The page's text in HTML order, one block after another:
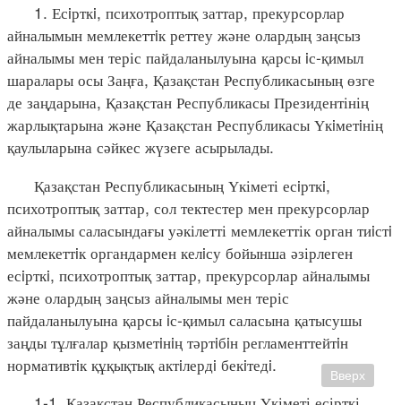
1. Есiрткi, психотроптық заттар, прекурсорлар
айналымын мемлекеттiк реттеу және олардың заңсыз
айналымы мен теріс пайдаланылуына қарсы iс-қимыл
шаралары осы Заңға, Қазақстан Республикасының өзге
де заңдарына, Қазақстан Республикасы Президентінің
жарлықтарына және Қазақстан Республикасы Үкiметiнің
қаулыларына сәйкес жүзеге асырылады.
Қазақстан Республикасының Үкіметі есiрткi,
психотроптық заттар, сол тектестер мен прекурсорлар
айналымы саласындағы уәкілетті мемлекеттік орган тиiстi
мемлекеттiк органдармен келiсу бойынша әзірлеген
есiрткi, психотроптық заттар, прекурсорлар айналымы
және олардың заңсыз айналымы мен теріс
пайдаланылуына қарсы iс-қимыл саласына қатысушы
заңды тұлғалар қызметiнiң тәртiбiн регламенттейтiн
нормативтiк құқықтық актiлердi бекiтедi.
Вверх